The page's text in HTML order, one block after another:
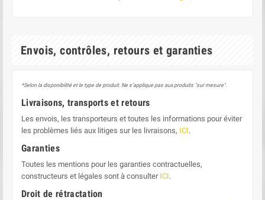
Envois, contrôles, retours et garanties
*Selon la disponibilité et le type de produit. Ne s'applique pas aux produits "sur mesure".
Livraisons, transports et retours
Les envois, les transporteurs et toutes les informations pour éviter
les problèmes liés aux litiges sur les livraisons, ICI.
Garanties
Toutes les mentions pour les garanties contractuelles,
constructeurs et légales sont à consulter ICI.
Droit de rétractation